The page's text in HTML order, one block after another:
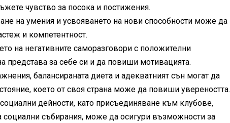
чувство за посока и постижения.
на умения и усвояването на нови способности може да
и компетентност.
на негативните саморазговори с положителни
за себе си и да повиши мотивацията.
балансираната диета и адекватният сън могат да
което от своя страна може да повиши увереността.
дейности, като присъединяване към клубове,
социални събирания, може да осигури възможности за